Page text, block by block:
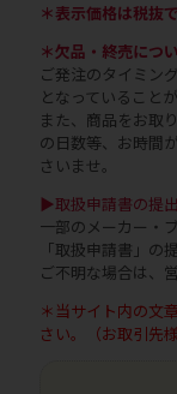
＊表示価格は税抜
＊欠品・終売につ
ご発注のタイミン
となっていること
また、商品をお取
の日数等、お時間
さいませ。
▶取扱申請書の提
一部のメーカー・
「取扱申請書」の
ご不明な場合は、
＊当サイト内の文
さい。（お取引先様